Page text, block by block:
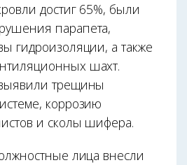
достиг 65%, были
парапета,
гидроизоляции, а также
шахт.
трещины
коррозию
и сколы шифера.
лица внесли